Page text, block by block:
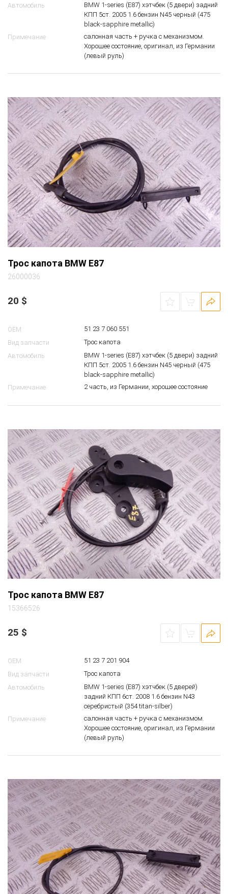
Автомобиль
BMW 1-series (E87) хэтчбек (5 двери) задний
КПП 5ст. 2005 1.6 бензин N45 черный (475
black-sapphire metallic)
Примечание
салонная часть + ручка с механизмом.
Хорошее состояние, оригинал, из Германии
(левый руль)
Трос капота BMW E87
26000036
20 $
OEM
51 23 7 060 551
Вид запчасти
Трос капота
Автомобиль
BMW 1-series (E87) хэтчбек (5 двери) задний
КПП 5ст. 2005 1.6 бензин N45 черный (475
black-sapphire metallic)
Примечание
2 часть, из Германии, хорошее состояние
Трос капота BMW E87
15366526
25 $
OEM
51 23 7 201 904
Вид запчасти
Трос капота
Автомобиль
BMW 1-series (E87) хэтчбек (5 дверей)
задний КПП 6ст. 2008 1.6 бензин N43
серебристый (354 titan-silber)
Примечание
салонная часть + ручка с механизмом.
Хорошее состояние, оригинал, из Германии
(левый руль)